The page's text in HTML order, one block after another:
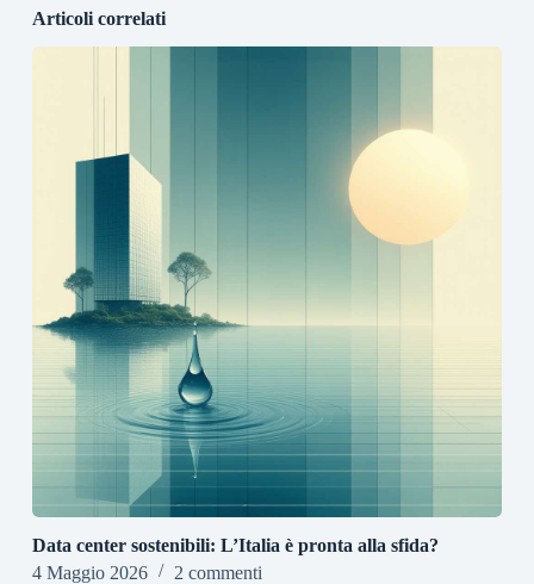
Articoli correlati
Data center sostenibili: L’Italia è pronta alla sfida?
4 Maggio 2026
2 commenti